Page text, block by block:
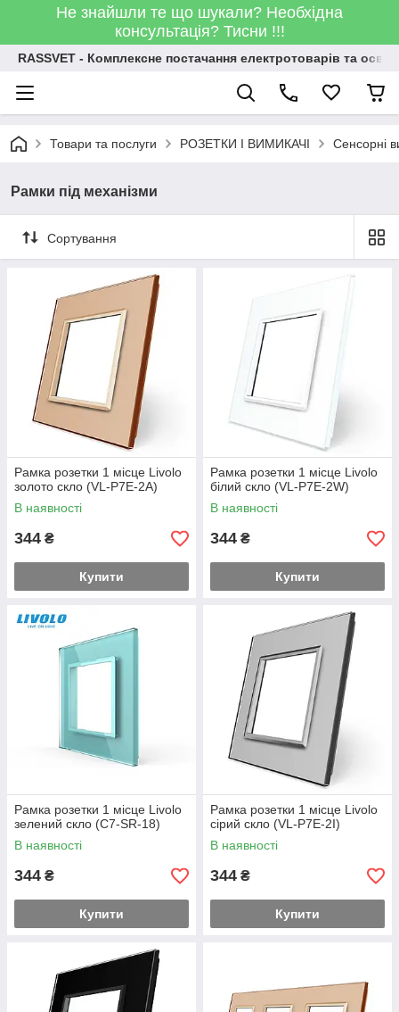
Не знайшли те що шукали? Необхідна
консультація? Тисни !!!
RASSVET - Комплексне постачання електротоварів та
Товари та послуги РОЗЕТКИ І ВИМИКАЧІ Сенсорні
Рамки під механізми
Сортування
Рамка розетки 1 місце Livolo
золото скло (VL-P7E-2A)
В наявності
344 ₴
Купити
Рамка розетки 1 місце Livolo
білий скло (VL-P7E-2W)
В наявності
344 ₴
Купити
Рамка розетки 1 місце Livolo
зелений скло (C7-SR-18)
В наявності
344 ₴
Купити
Рамка розетки 1 місце Livolo
сірий скло (VL-P7E-2I)
В наявності
344 ₴
Купити